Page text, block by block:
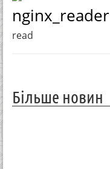
nginx_reader
read
Більше новин